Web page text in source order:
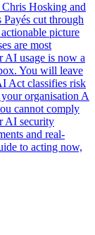
Hosking and
cut through
picture
are most
AI usage is now a
You will leave
Act classifies risk
organisation A
cannot comply
AI security
and real-
to acting now,